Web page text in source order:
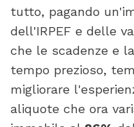
tutto, pagando
dell'IRPEF e delle
che le scadenze e
tempo prezioso,
migliorare
aliquote che ora